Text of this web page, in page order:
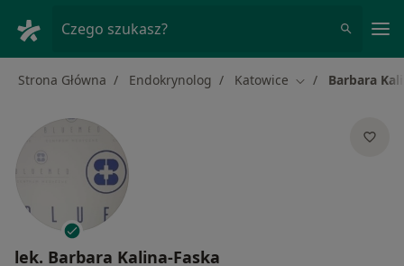
Czego szukasz?
Strona Główna Endokrynolog Katowice Zmień miasto
Barbara
lek. Barbara Kalina-Faska